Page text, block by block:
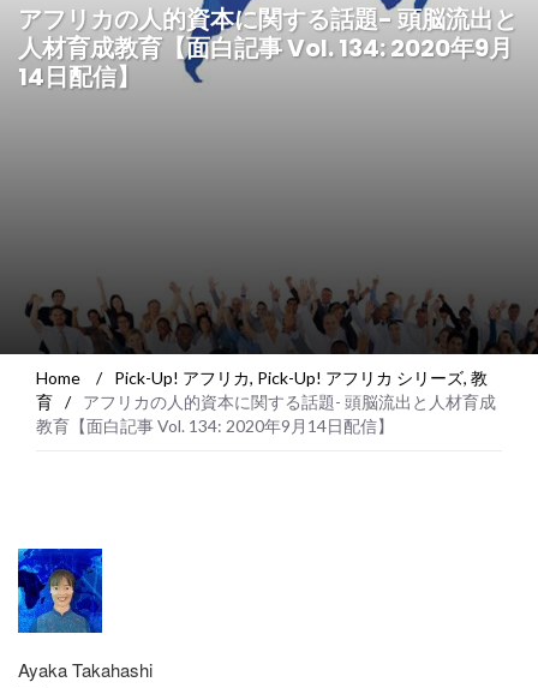
アフリカの人的資本に関する話題- 頭脳流出と
人材育成教育【面白記事 Vol. 134: 2020年9月
14日配信】
Home / Pick-Up! アフリカ, Pick-Up! アフリカ シリーズ, 教
育 /
アフリカの人的資本に関する話題- 頭脳流出と人材育成
教育【面白記事 Vol. 134: 2020年9月14日配信】
Ayaka Takahashi